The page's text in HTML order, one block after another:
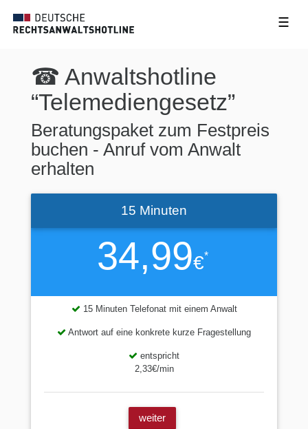
☰
☎ Anwaltshotline
“Telemediengesetz”
Beratungspaket zum Festpreis
buchen - Anruf vom Anwalt
erhalten
34,99€*
15 Minuten
15 Minuten Telefonat mit einem Anwalt
Antwort auf eine konkrete kurze Fragestellung
entspricht
2,33€/min
weiter